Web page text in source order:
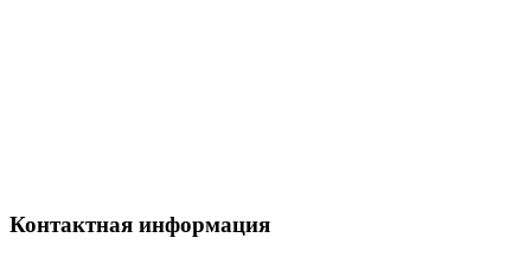
Контактная информация